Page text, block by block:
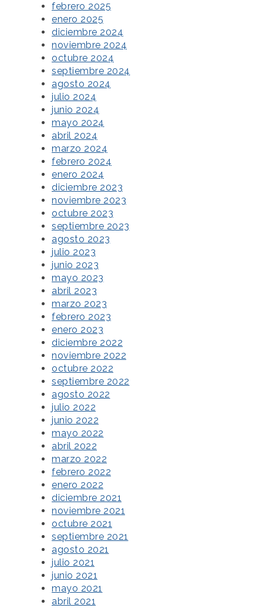
febrero 2025
enero 2025
diciembre 2024
noviembre 2024
octubre 2024
septiembre 2024
agosto 2024
julio 2024
junio 2024
mayo 2024
abril 2024
marzo 2024
febrero 2024
enero 2024
diciembre 2023
noviembre 2023
octubre 2023
septiembre 2023
agosto 2023
julio 2023
junio 2023
mayo 2023
abril 2023
marzo 2023
febrero 2023
enero 2023
diciembre 2022
noviembre 2022
octubre 2022
septiembre 2022
agosto 2022
julio 2022
junio 2022
mayo 2022
abril 2022
marzo 2022
febrero 2022
enero 2022
diciembre 2021
noviembre 2021
octubre 2021
septiembre 2021
agosto 2021
julio 2021
junio 2021
mayo 2021
abril 2021